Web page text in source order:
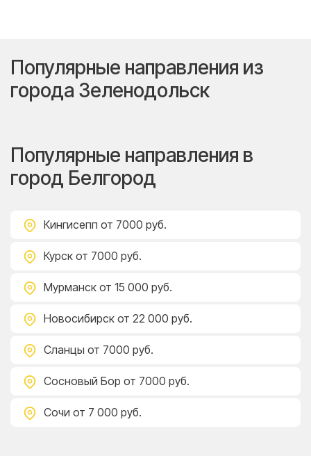
Популярные направления из
города Зеленодольск
Популярные направления в
город Белгород
Кингисепп от 7000 руб.
Курск от 7000 руб.
Мурманск от 15 000 руб.
Новосибирск от 22 000 руб.
Сланцы от 7000 руб.
Сосновый Бор от 7000 руб.
Сочи от 7 000 руб.